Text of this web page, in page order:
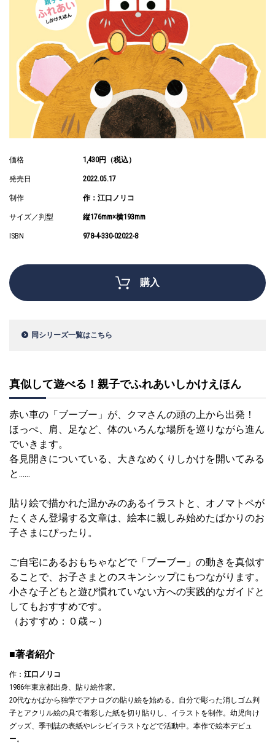
価格 1,430円（税込）
発売日 2022.05.17
制作 作：江口ノリコ
サイズ／判型 縦176mm×横193mm
ISBN 978-4-330-02022-8
購入
同シリーズ一覧はこちら
真似して遊べる！親子でふれあいしかけえほん
赤い車の「ブーブー」が、クマさんの頭の上から出発！
ほっぺ、肩、足など、体のいろんな場所を巡りながら進ん
でいきます。
各見開きについている、大きなめくりしかけを開いてみる
と……
貼り絵で描かれた温かみのあるイラストと、オノマトペが
たくさん登場する文章は、絵本に親しみ始めたばかりのお
子さまにぴったり。
ご自宅にあるおもちゃなどで「ブーブー」の動きを真似す
ることで、お子さまとのスキンシップにもつながります。
小さな子どもと遊び慣れていない方への実践的なガイドと
してもおすすめです。
（おすすめ：０歳～）
■著者紹介
作： 江口ノリコ
1986年東京都出身、貼り絵作家。
20代なかばから独学でアナログの貼り絵を始める。自分で彫った消しゴム判
子とアクリル絵の具で着彩した紙を切り貼りし、イラストを制作。幼児向け
グッズ、季刊誌の表紙やレシピイラストなどで活動中。本作で絵本デビュ
ー。